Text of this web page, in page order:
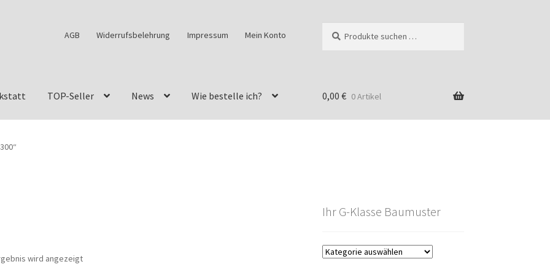
AGB Widerrufsbelehrung Impressum Mein Konto
nach:
TOP-Seller News Wie bestelle ich?
Restore – Tune – Drive
0,00 € 0 Artikel
wird angezeigt
Ihr G-Klasse Baumuster